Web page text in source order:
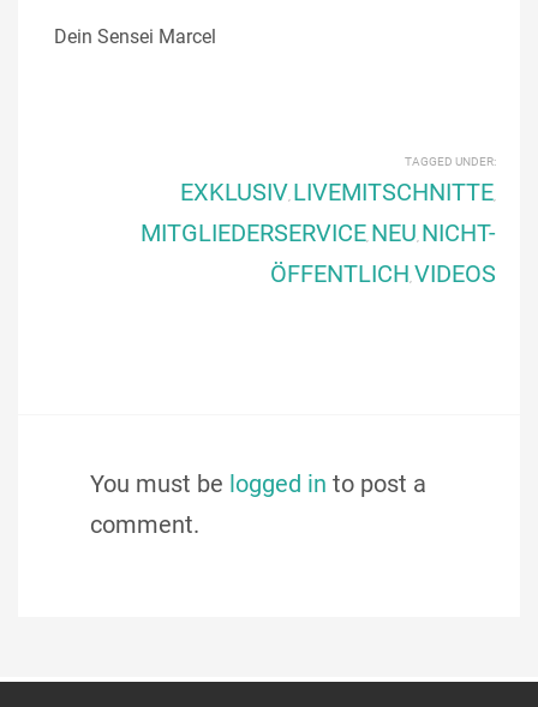
Dein Sensei Marcel
TAGGED UNDER:
EXKLUSIV LIVEMITSCHNITTE
MITGLIEDERSERVICE NEU NICHT-
ÖFFENTLICH VIDEOS
You must be logged in to post a
comment.